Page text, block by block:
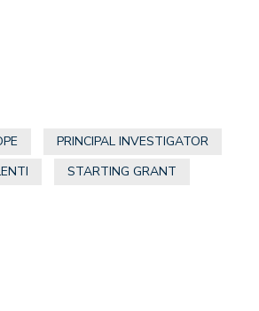
PRINCIPAL INVESTIGATOR
STARTING GRANT